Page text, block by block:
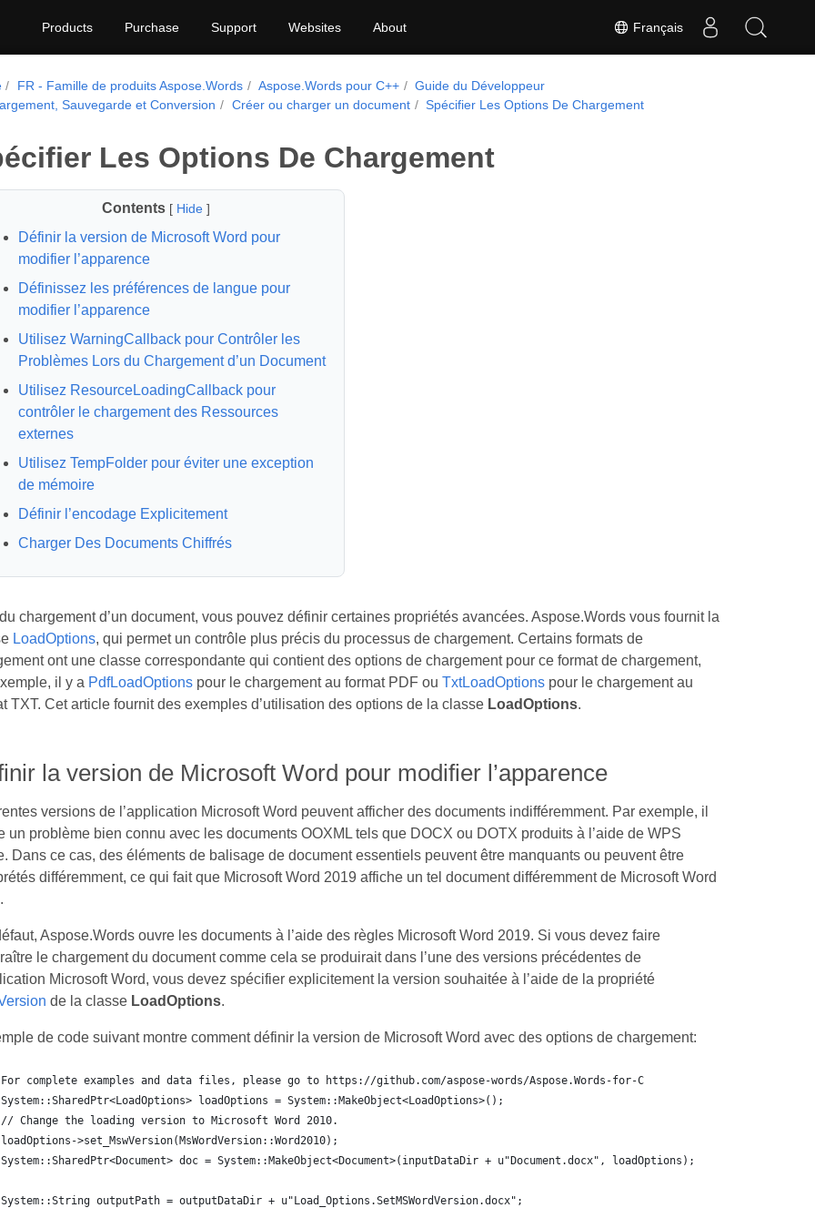
Français
Products Purchase Support Websites About
FR - Famille de produits Aspose.Words Aspose.Words pour C++
Guide du Développeur
Sauvegarde et Conversion
Créer ou charger un document Spécifier Les Options De Chargement
Les Options De Chargement
Contents[ Hide ]
Définir la version de Microsoft Word pour
modifier l’apparence
Définissez les préférences de langue pour
modifier l’apparence
Utilisez WarningCallback pour Contrôler les
Problèmes Lors du Chargement d’un Document
Utilisez ResourceLoadingCallback pour
contrôler le chargement des Ressources
externes
Utilisez TempFolder pour éviter une exception
de mémoire
Définir l’encodage Explicitement
Charger Des Documents Chiffrés
chargement d’un document, vous pouvez définir certaines propriétés avancées. Aspose.Words vous fournit la
LoadOptions, qui permet un contrôle plus précis du processus de chargement. Certains formats de
ont une classe correspondante qui contient des options de chargement pour ce format de chargement,
il y a PdfLoadOptionspour le chargement au format PDF ou TxtLoadOptionspour le chargement au
TXT. Cet article fournit des exemples d’utilisation des options de la classe LoadOptions.
la version de Microsoft Word pour modifier l’apparence
versions de l’application Microsoft Word peuvent afficher des documents indifféremment. Par exemple, il
un problème bien connu avec les documents OOXML tels que DOCX ou DOTX produits à l’aide de WPS
Dans ce cas, des éléments de balisage de document essentiels peuvent être manquants ou peuvent être
différemment, ce qui fait que Microsoft Word 2019 affiche un tel document différemment de Microsoft Word
Aspose.Words ouvre les documents à l’aide des règles Microsoft Word 2019. Si vous devez faire
le chargement du document comme cela se produirait dans l’une des versions précédentes de
Microsoft Word, vous devez spécifier explicitement la version souhaitée à l’aide de la propriété
de la classe LoadOptions.
de code suivant montre comment définir la version de Microsoft Word avec des options de chargement:
For complete examples and data files, please go to https://github.com/aspose-words/Aspose.Words-for-C
System::SharedPtr<LoadOptions> loadOptions = System::MakeObject<LoadOptions>();
// Change the loading version to Microsoft Word 2010.
loadOptions->set_MswVersion(MsWordVersion::Word2010);
System::SharedPtr<Document> doc = System::MakeObject<Document>(inputDataDir + u"Document.docx", loadOptions);
System::String outputPath = outputDataDir + u"Load_Options.SetMSWordVersion.docx";